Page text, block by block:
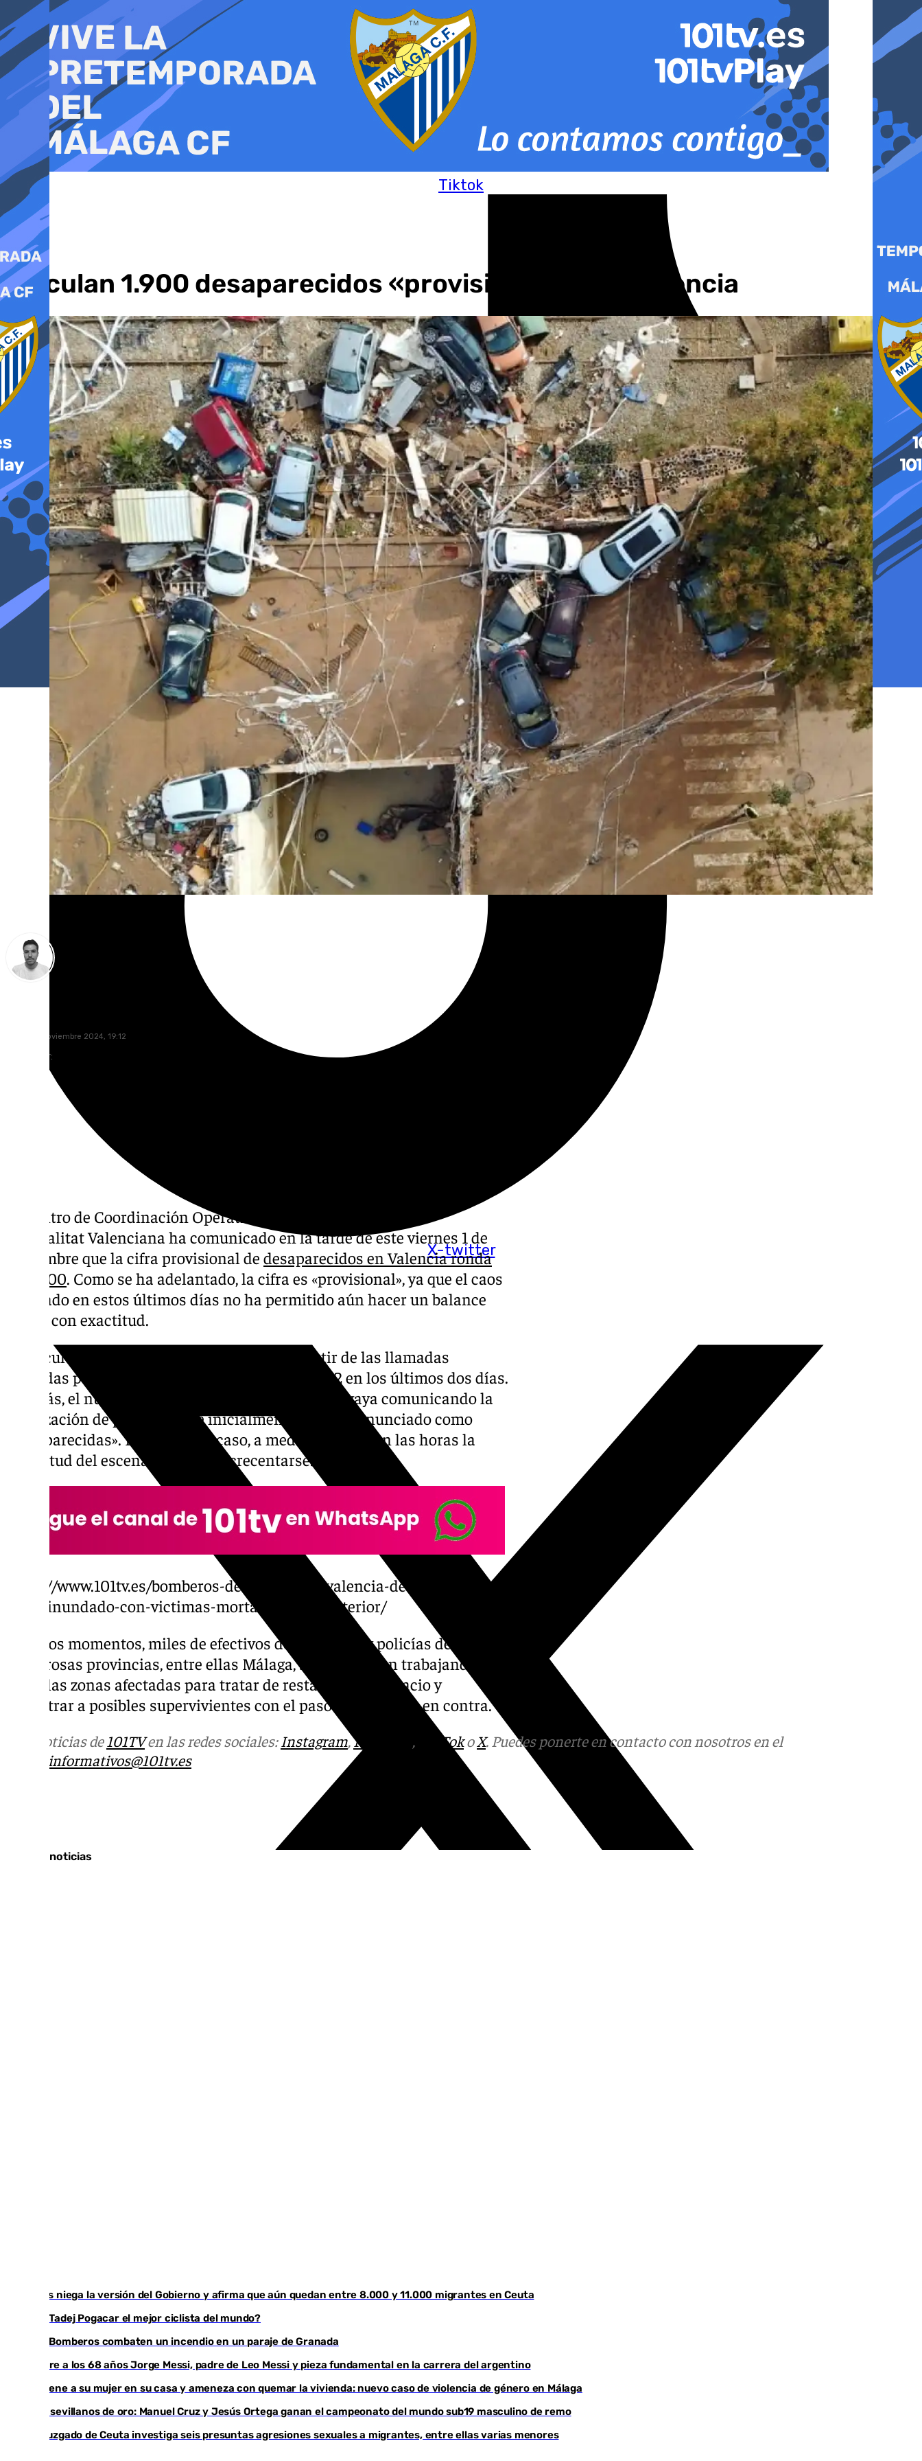
al
contenido
Tiktok
X-twitter
Calculan 1.900 desaparecidos «provisionales» en Valencia
viernes, 1 noviembre 2024, 19:12
Compartir:
El Centro de Coordinación Operativa Integrada (Cecopi) de la
Generalitat Valenciana ha comunicado en la tarde de este viernes 1 de
noviembre que la cifra provisional de desaparecidos en Valencia ronda
los 1.900. Como se ha adelantado, la cifra es «provisional», ya que el caos
generado en estos últimos días no ha permitido aún hacer un balance
oficial con exactitud.
El cálculo de estas cifras se ha realizado a partir de las llamadas
recibidas por los servicios de Emergencias de 112 en los últimos dos días.
Además, el número podría reducirse conforme se vaya comunicando la
localización de personas que inicialmente se han denunciado como
«desaparecidas». En cualquier caso, a medida que pasan las horas la
magnitud del escenario parece acrecentarse.
https://www.101tv.es/bomberos-de-malaga-en-valencia-desatascan-un-
tunel-inundado-con-victimas-mortales-en-su-interior/
En estos momentos, miles de efectivos de bomberos y policías de
numerosas provincias, entre ellas Málaga, se encuentran trabajando
sobre las zonas afectadas para tratar de restablecer el espacio y
encontrar a posibles supervivientes con el paso de las horas en contra.
Más noticias de101TVen las redes sociales:Instagram,Facebook , Tik TokoX. Puedes ponerte en contacto con nosotros en el
informativos@101tv.es
Últimas noticias
Vivas niega la versión del Gobierno y afirma que aún quedan entre 8.000 y 11.000 migrantes en Ceuta
¿Es Tadej Pogacar el mejor ciclista del mundo?
Los Bomberos combaten un incendio en un paraje de Granada
Muere a los 68 años Jorge Messi, padre de Leo Messi y pieza fundamental en la carrera del argentino
Retiene a su mujer en su casa y ameneza con quemar la vivienda: nuevo caso de violencia de género en Málaga
Dos sevillanos de oro: Manuel Cruz y Jesús Ortega ganan el campeonato del mundo sub19 masculino de remo
Un juzgado de Ceuta investiga seis presuntas agresiones sexuales a migrantes, entre ellas varias menores